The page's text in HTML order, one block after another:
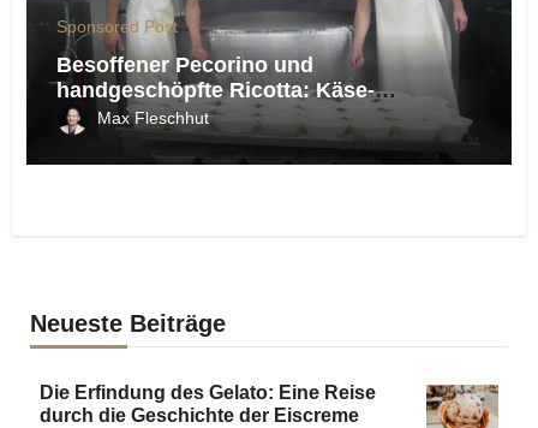
Sponsored Post
Besoffener Pecorino und
handgeschöpfte Ricotta: Käse-
Spezialitäten der Maremma
Max Fleschhut
Neueste Beiträge
Die Erfindung des Gelato: Eine Reise
durch die Geschichte der Eiscreme